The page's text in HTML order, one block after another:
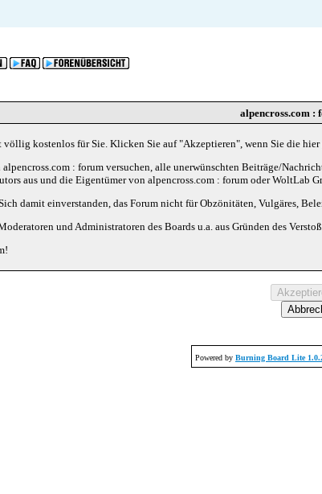
alpencross.com :
kostenlos für Sie. Klicken Sie auf "Akzeptieren", wenn Sie die
: forum versuchen, alle unerwünschten Beiträge/
aus und die Eigentümer von alpencross.com : forum oder
damit einverstanden, das Forum nicht für Obzönitäten, Vulgäres,
und Administratoren des Boards u.a. aus Gründen des
Powered by Burning Board Lite